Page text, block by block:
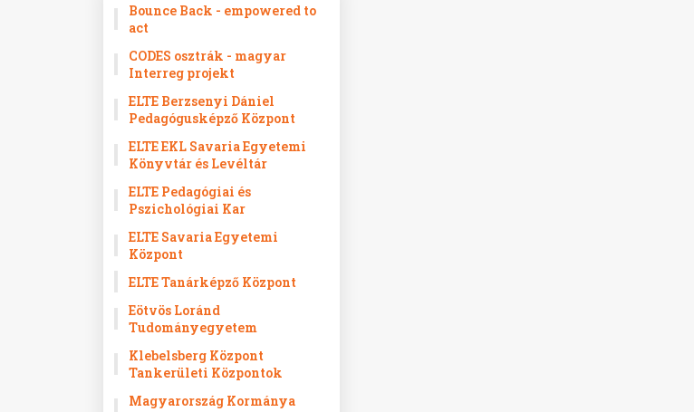
Bounce Back - empowered to
act
CODES osztrák - magyar
Interreg projekt
ELTE Berzsenyi Dániel
Pedagógusképző Központ
ELTE EKL Savaria Egyetemi
Könyvtár és Levéltár
ELTE Pedagógiai és
Pszichológiai Kar
ELTE Savaria Egyetemi
Központ
ELTE Tanárképző Központ
Eötvös Loránd
Tudományegyetem
Klebelsberg Központ
Tankerületi Központok
Magyarország Kormánya